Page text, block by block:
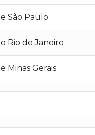
São Paulo
Rio de Janeiro
Minas Gerais